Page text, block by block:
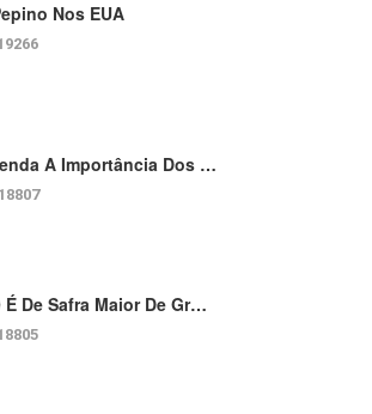
Nos EUA
A Importância Dos …
18807
É De Safra Maior De Gr…